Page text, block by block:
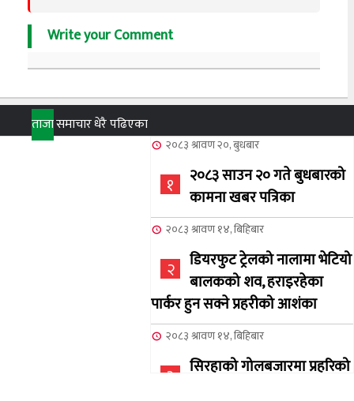
Write your Comment
ताजासमाचारधेरै पढिएका
२०८३ श्रावण २०, बुधबार
१
२०८३ साउन २० गते बुधबारको
कामना खबर पत्रिका
२०८३ श्रावण १४, बिहिबार
२
डियरफुट ट्रेलको नालामा भेटियो
बालकको शव, हराइरहेका
पार्कर हुन सक्ने प्रहरीको आशंका
२०८३ श्रावण १४, बिहिबार
३
सिरहाको गोलबजारमा प्रहरिको